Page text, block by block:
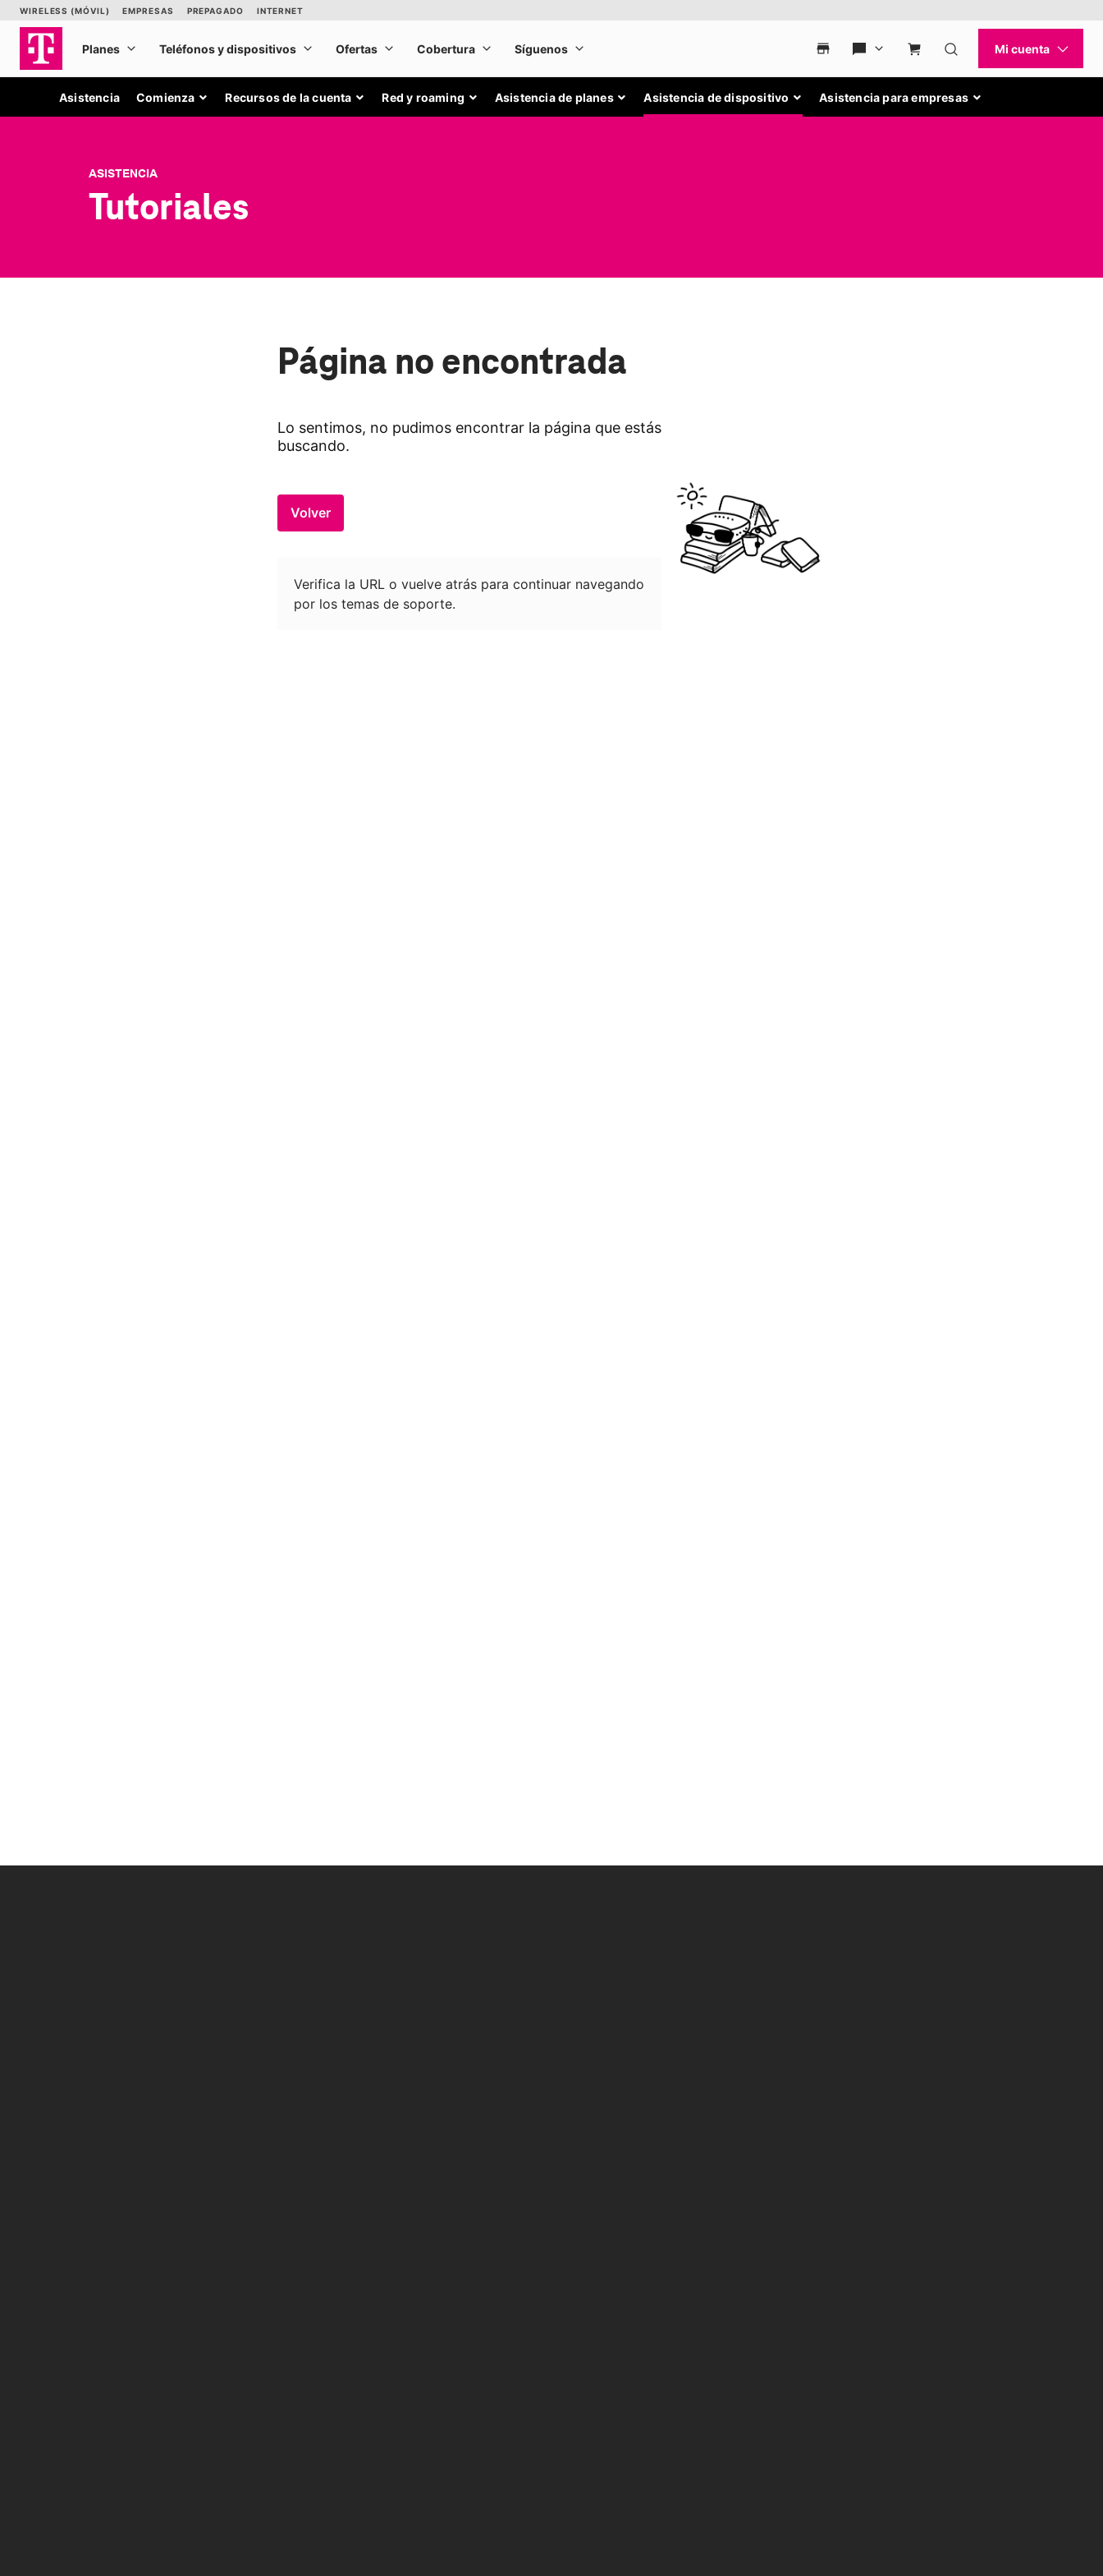
Asistencia Comienza Recursos de la cuenta Red y roaming Asistencia de planes Asistencia de dispositivo Asistencia para empresas
ASISTENCIA
Tutoriales